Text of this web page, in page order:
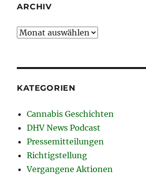
ARCHIV
Archiv
KATEGORIEN
Cannabis Geschichten
DHV News Podcast
Pressemitteilungen
Richtigstellung
Vergangene Aktionen